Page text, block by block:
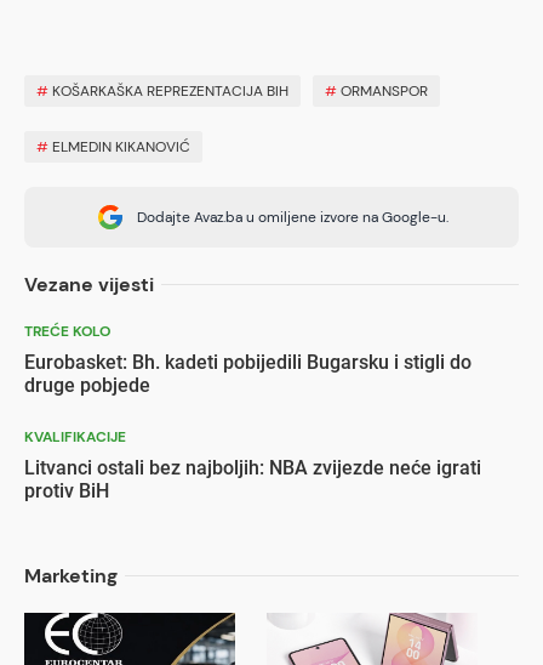
# KOŠARKAŠKA REPREZENTACIJA BIH #ORMANSPOR
# ELMEDIN KIKANOVIĆ
Dodajte Avaz.ba u omiljene izvore na Google-u.
Vezane vijesti
TREĆE KOLO
Eurobasket: Bh. kadeti pobijedili Bugarsku i stigli do
druge pobjede
KVALIFIKACIJE
Litvanci ostali bez najboljih: NBA zvijezde neće igrati
protiv BiH
Marketing